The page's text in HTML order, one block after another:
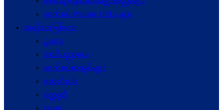
ဆက်စပ် Website URLs များ
အရင်းအမြစ်များ
ဥပဒေ
အသိပညာပေး
ဆက်စပ်စာအုပ်များ
ဆောင်းပါး
ဝတ္ထုတို
ကဗျာ